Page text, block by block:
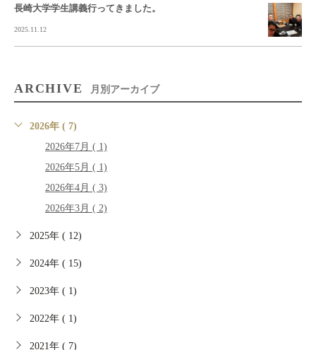
長崎大学学生講義行ってきました。
2025.11.12
ARCHIVE 月別アーカイブ
2026年 ( 7)
2026年7月 ( 1)
2026年5月 ( 1)
2026年4月 ( 3)
2026年3月 ( 2)
2025年 ( 12)
2024年 ( 15)
2023年 ( 1)
2022年 ( 1)
2021年 ( 7)